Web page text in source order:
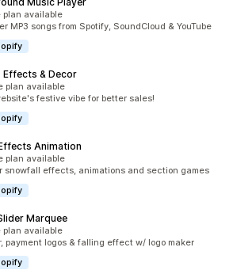
plan available
MP3 songs from Spotify, SoundCloud & YouTube
Effects & Decor
plan available
festive vibe for better sales!
Animation
plan available
snowfall effects, animations and section games
Marquee
plan available
payment logos & falling effect w/ logo maker